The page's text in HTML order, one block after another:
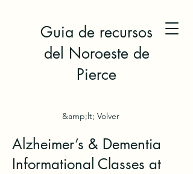
Guia de recursos
del Noroeste de
Pierce
&amp;lt; Volver
Alzheimer’s & Dementia
Informational Classes at